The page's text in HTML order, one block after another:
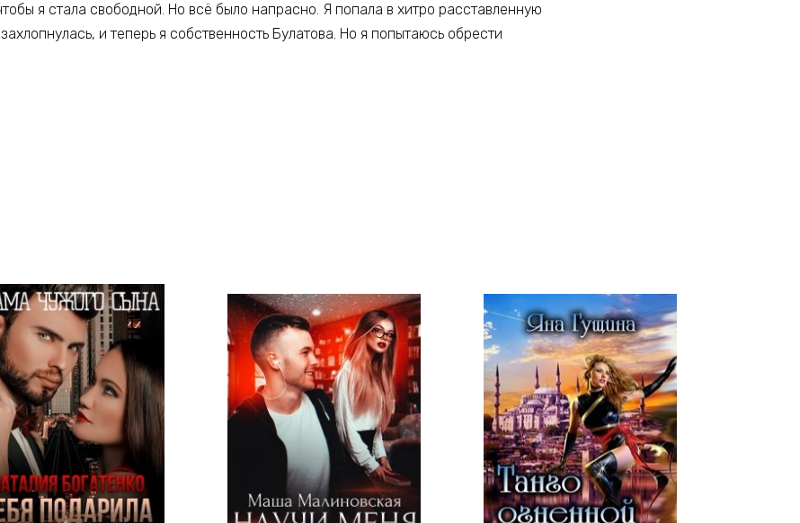
я стала свободной. Но всё было напрасно. Я попала в хитро расставленную
и теперь я собственность Булатова. Но я попытаюсь обрести